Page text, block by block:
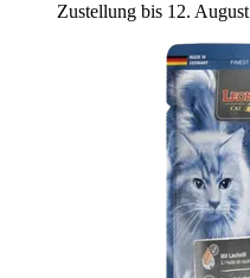
Zustellung bis 12. August